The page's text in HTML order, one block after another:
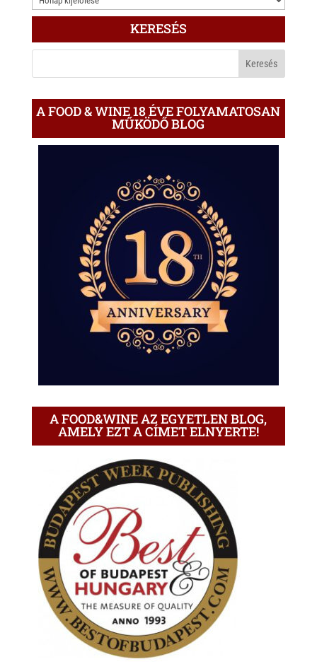
ÍRÁS
KERESÉS
A FOOD & WINE 18 ÉVE FOLYAMATOSAN
MŰKÖDŐ BLOG
A FOOD&WINE AZ EGYETLEN BLOG,
AMELY EZT A CÍMET ELNYERTE!